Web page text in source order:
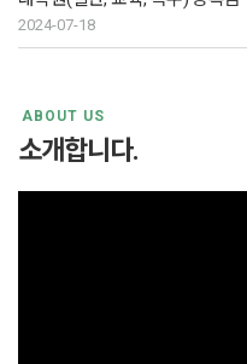
2024-07-18
ABOUT US
소개합니다.